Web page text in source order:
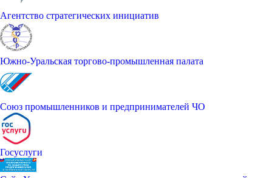
Агентство стратегических инициатив
Южно-Уральская торгово-промышленная палата
Союз промышленников и предпринимателей ЧО
Госуслуги